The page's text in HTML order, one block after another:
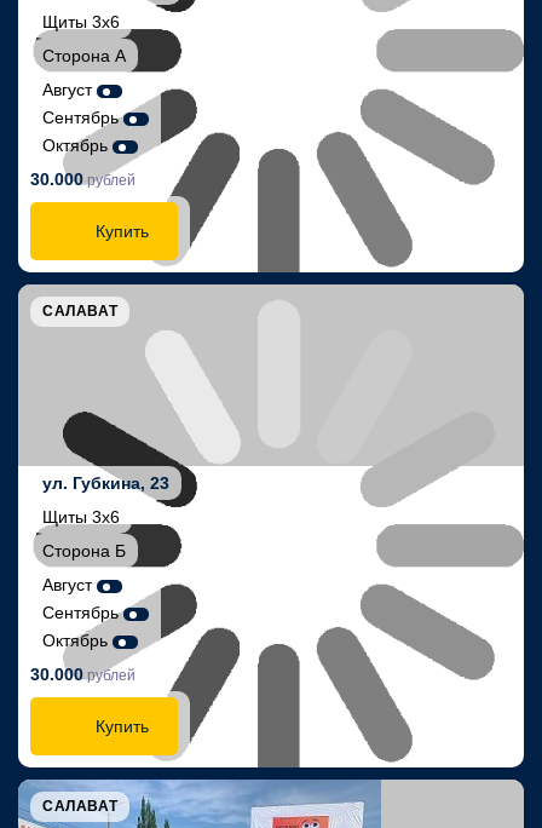
Щиты 3х6
Сторона А
Август
Сентябрь
Октябрь
30.000рублей
Купить
САЛАВАТ
ул. Губкина, 23
Щиты 3х6
Сторона Б
Август
Сентябрь
Октябрь
30.000рублей
Купить
САЛАВАТ